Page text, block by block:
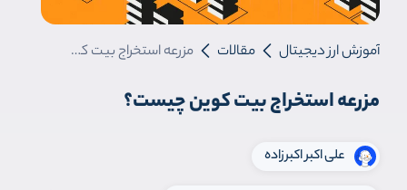
آموزش ارز دیجیتال مقالات مزرعه استخراج بیت کوین چیست؟
مزرعه استخراج بیت کوین چیست؟
علی اکبر اکبرزاده